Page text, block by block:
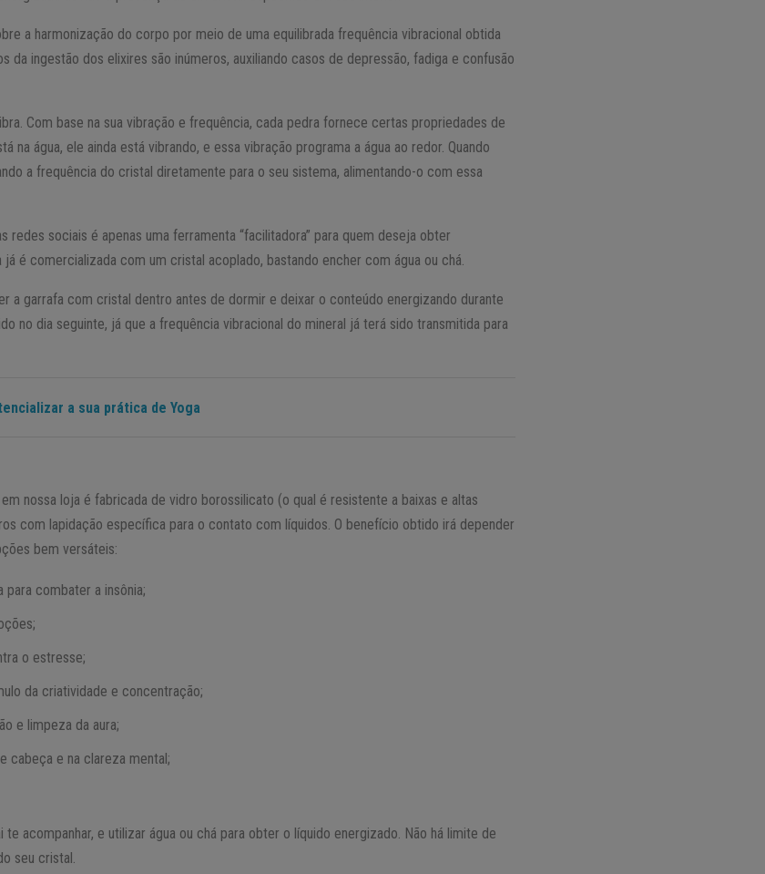
a harmonização do corpo por meio de uma equilibrada frequência vibracional obtida
da ingestão dos elixires são inúmeros, auxiliando casos de depressão, fadiga e confusão
Com base na sua vibração e frequência, cada pedra fornece certas propriedades de
na água, ele ainda está vibrando, e essa vibração programa a água ao redor. Quando
a frequência do cristal diretamente para o seu sistema, alimentando-o com essa
redes sociais é apenas uma ferramenta “facilitadora” para quem deseja obter
é comercializada com um cristal acoplado, bastando encher com água ou chá.
a garrafa com cristal dentro antes de dormir e deixar o conteúdo energizando durante
no dia seguinte, já que a frequência vibracional do mineral já terá sido transmitida para
a sua prática de Yoga
nossa loja é fabricada de vidro borossilicato (o qual é resistente a baixas e altas
com lapidação específica para o contato com líquidos. O benefício obtido irá depender
bem versáteis:
para combater a insônia;
o estresse;
da criatividade e concentração;
e limpeza da aura;
cabeça e na clareza mental;
acompanhar, e utilizar água ou chá para obter o líquido energizado. Não há limite de
seu cristal.